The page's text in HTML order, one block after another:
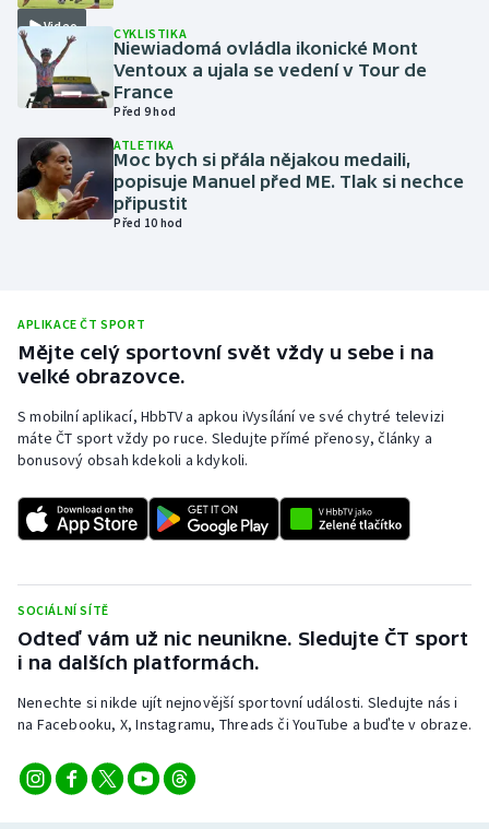
Moderní pětiboj
Motorsport
Olympijské hry
Parasport
Plavání
Ragby
Rychlobruslení
Rychlostní kanoistika
Sportovní střelba
Stolní tenis
Triatlon
Veslování
Volejbal
Video CYKLISTIKA
Niewiadomá ovládla ikonické Mont
Ventoux a ujala se vedení v Tour de
France
Před 9 hod
ATLETIKA
Moc bych si přála nějakou medaili,
popisuje Manuel před ME. Tlak si nechce
připustit
Před 10 hod
APLIKACE ČT SPORT
Mějte celý sportovní svět vždy u sebe i na
velké obrazovce.
S mobilní aplikací, HbbTV a apkou iVysílání ve své chytré televizi
máte ČT sport vždy po ruce. Sledujte přímé přenosy, články a
bonusový obsah kdekoli a kdykoli.
SOCIÁLNÍ SÍTĚ
Odteď vám už nic neunikne. Sledujte ČT sport
i na dalších platformách.
Nenechte si nikde ujít nejnovější sportovní události. Sledujte nás i
na Facebooku, X, Instagramu, Threads či YouTube a buďte v obraze.